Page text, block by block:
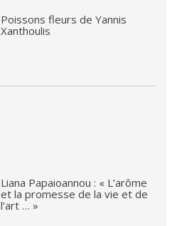
Poissons fleurs de Yannis
Xanthoulis
Liana Papaioannou : « L’arôme
et la promesse de la vie et de
l’art … »